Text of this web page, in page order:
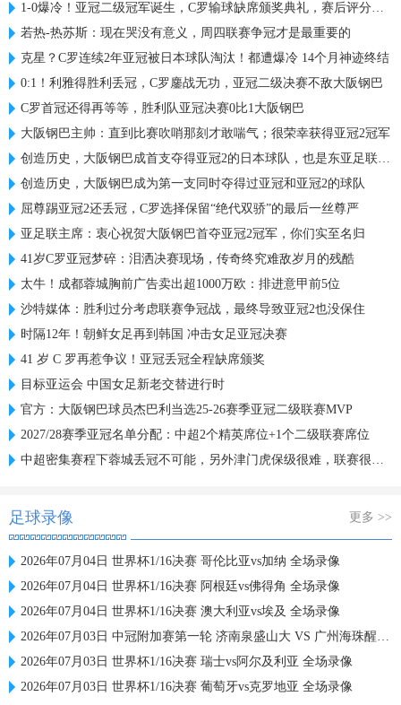
1-0爆冷！亚冠二级冠军诞生，C罗输球缺席颁奖典礼，赛后评分出炉
若热-热苏斯：现在哭没有意义，周四联赛争冠才是最重要的
克星？C罗连续2年亚冠被日本球队淘汰！都遭爆冷 14个月神迹终结
0:1！利雅得胜利丢冠，C罗鏖战无功，亚冠二级决赛不敌大阪钢巴
C罗首冠还得再等等，胜利队亚冠决赛0比1大阪钢巴
大阪钢巴主帅：直到比赛吹哨那刻才敢喘气；很荣幸获得亚冠2冠军
创造历史，大阪钢巴成首支夺得亚冠2的日本球队，也是东亚足联首队
创造历史，大阪钢巴成为第一支同时夺得过亚冠和亚冠2的球队
屈尊踢亚冠2还丢冠，C罗选择保留“绝代双骄”的最后一丝尊严
亚足联主席：衷心祝贺大阪钢巴首夺亚冠2冠军，你们实至名归
41岁C罗亚冠梦碎：泪洒决赛现场，传奇终究难敌岁月的残酷
太牛！成都蓉城胸前广告卖出超1000万欧：排进意甲前5位
沙特媒体：胜利过分考虑联赛争冠战，最终导致亚冠2也没保住
时隔12年！朝鲜女足再到韩国 冲击女足亚冠决赛
41 岁 C 罗再惹争议！亚冠丢冠全程缺席颁奖
目标亚运会 中国女足新老交替进行时
官方：大阪钢巴球员杰巴利当选25-26赛季亚冠二级联赛MVP
2027/28赛季亚冠名单分配：中超2个精英席位+1个二级联赛席位
中超密集赛程下蓉城丢冠不可能，另外津门虎保级很难，联赛很无聊
足球录像 更多 >>
2026年07月04日 世界杯1/16决赛 哥伦比亚vs加纳 全场录像
2026年07月04日 世界杯1/16决赛 阿根廷vs佛得角 全场录像
2026年07月04日 世界杯1/16决赛 澳大利亚vs埃及 全场录像
2026年07月03日 中冠附加赛第一轮 济南泉盛山大 VS 广州海珠醒派 全场录像
2026年07月03日 世界杯1/16决赛 瑞士vs阿尔及利亚 全场录像
2026年07月03日 世界杯1/16决赛 葡萄牙vs克罗地亚 全场录像